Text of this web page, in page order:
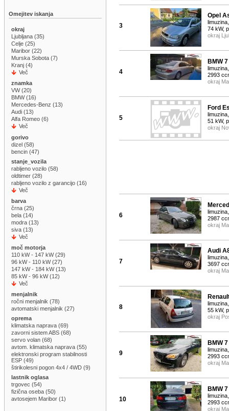
Omejitev iskanja
okraj
Ljubljana (35)
Celje (25)
Maribor (22)
Murska Sobota (7)
Kranj (4)
Več
znamka
VW (20)
BMW (16)
Mercedes-Benz (13)
Audi (13)
Alfa Romeo (6)
Več
gorivo
dizel (58)
bencin (47)
stanje_vozila
rabljeno vozilo (58)
oldtimer (28)
rabljeno vozilo z garancijo (16)
Več
barva
črna (25)
bela (14)
modra (13)
siva (13)
Več
moč motorja
110 kW - 147 kW (29)
96 kW - 110 kW (27)
147 kW - 184 kW (13)
85 kW - 96 kW (12)
Več
menjalnik
ročni menjalnik (78)
avtomatski menjalnik (27)
oprema
klimatska naprava (69)
zavorni sistem ABS (68)
servo volan (68)
avtom. klimatska naprava (55)
elektronski program stabilnosti
ESP (49)
štirikolesni pogon 4x4 / 4WD (9)
lastnik oglasa
trgovec (54)
fizična oseba (50)
avtosejem Maribor (1)
3
Opel
74 kW,
okraj
4
BMW
limuzina,
2993
okraj
5
Ford
51 kW,
okraj
6
limuzina,
2987
okraj
7
Audi
limuzina,
3697
okraj
8
55 kW,
okraj
9
BMW
limuzina,
2993
okraj
10
BMW
limuzina,
2993
okraj